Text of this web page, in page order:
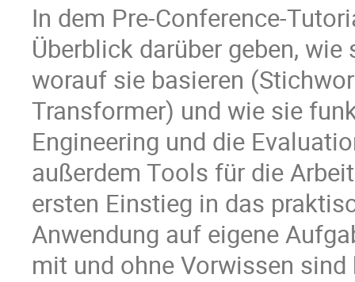
In dem Pre-Conference-
Überblick darüber geben,
worauf sie basieren
Transformer) und wie sie
Engineering und die
außerdem Tools für die
ersten Einstieg in das
Anwendung auf eigene
mit und ohne Vorwissen